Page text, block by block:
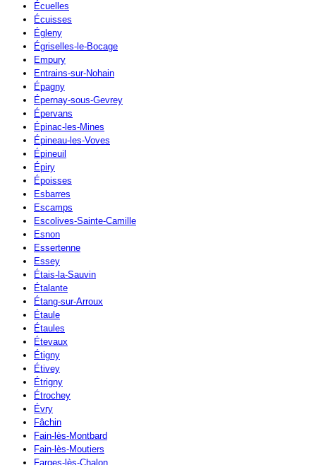
Écuelles
Écuisses
Égleny
Égriselles-le-Bocage
Empury
Entrains-sur-Nohain
Épagny
Épernay-sous-Gevrey
Épervans
Épinac-les-Mines
Épineau-les-Voves
Épineuil
Épiry
Époisses
Esbarres
Escamps
Escolives-Sainte-Camille
Esnon
Essertenne
Essey
Étais-la-Sauvin
Étalante
Étang-sur-Arroux
Étaule
Étaules
Étevaux
Étigny
Étivey
Étrigny
Étrochey
Évry
Fâchin
Fain-lès-Montbard
Fain-lès-Moutiers
Farges-lès-Chalon